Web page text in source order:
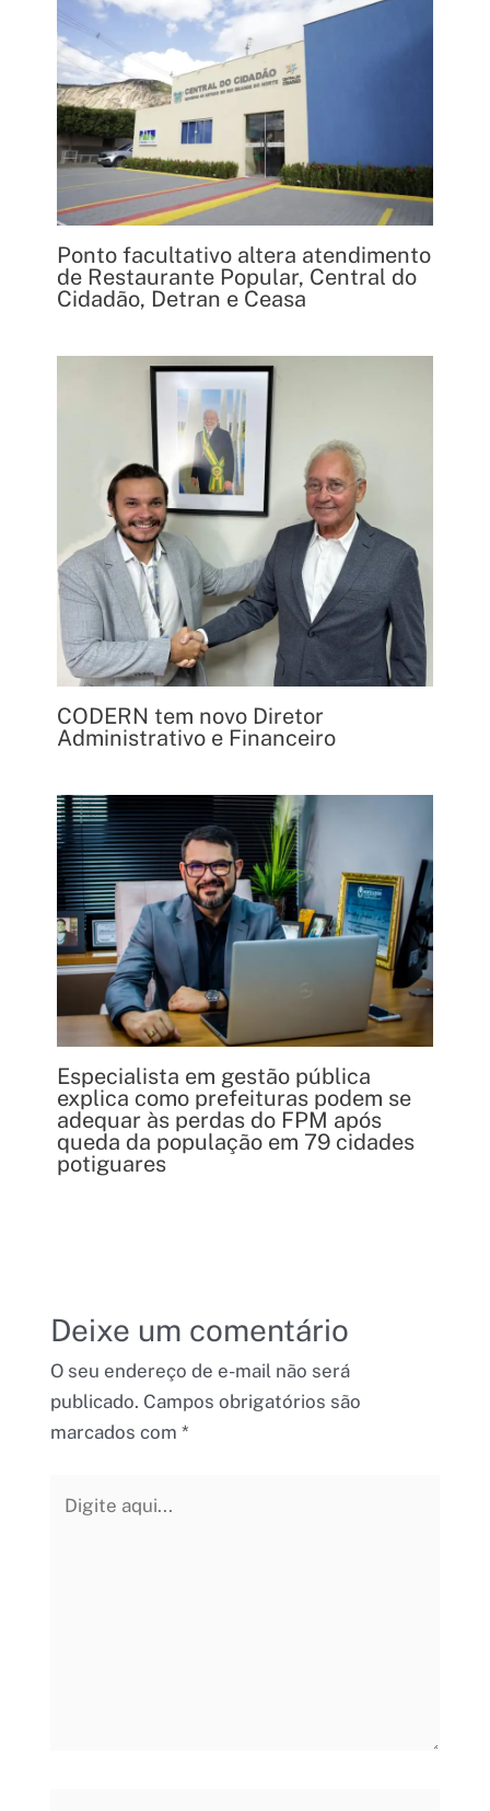
Ponto facultativo altera atendimento
de Restaurante Popular, Central do
Cidadão, Detran e Ceasa
CODERN tem novo Diretor
Administrativo e Financeiro
Especialista em gestão pública
explica como prefeituras podem se
adequar às perdas do FPM após
queda da população em 79 cidades
potiguares
Deixe um comentário
O seu endereço de e-mail não será
publicado. Campos obrigatórios são
marcados com *
aqui...